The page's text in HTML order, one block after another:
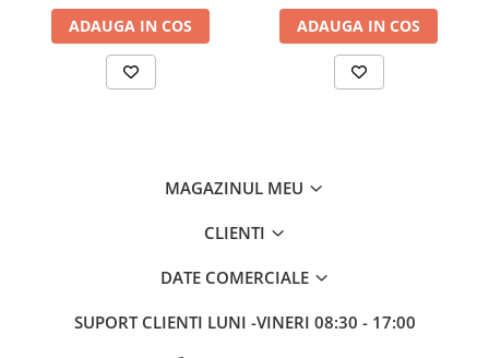
ADAUGA IN COS ADAUGA IN COS
MAGAZINUL MEU
CLIENTI
DATE COMERCIALE
SUPORT CLIENTI LUNI -VINERI 08:30 - 17:00